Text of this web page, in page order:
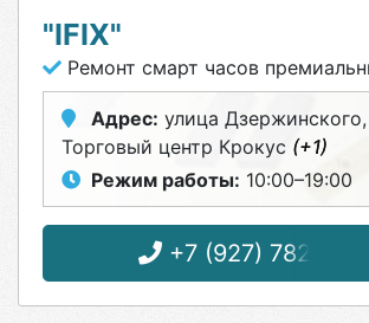
"IFIX"
Ремонт смарт часов
Адрес: улица
Торговый центр Крокус (+1)
Режим работы: 10:00–19:00
+7 (927) 782-93-